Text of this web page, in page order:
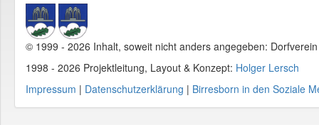
© 1999 - 2026 Inhalt, soweit nicht anders angegeben:
1998 - 2026 Projektleitung, Layout & Konzept: Holger Lersch
Impressum | Datenschutzerklärung | Birresborn in den Soziale